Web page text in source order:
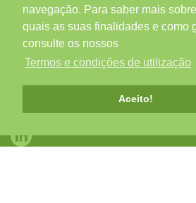
navegação. Para saber mais
quais as suas finalidades e como
consulte os nossos
Termos e condições de utilização
Aceito!
Zona Industrial, Arruamento C - Lote
ALBERGARIA-A-VELHA
Portugal
T. +351 234 529 340 (Chamada
F. +351 234 523 827 (Chamada
alberplas@alberplas.pt